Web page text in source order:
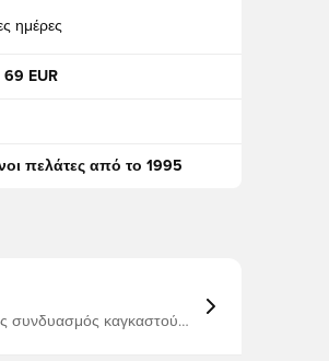
ημέρες
EUR
πελάτες από το 1995
συνδυασμός καγκαστού